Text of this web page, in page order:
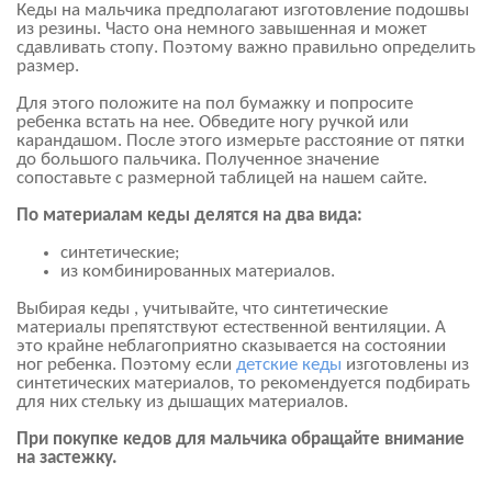
Кеды на мальчика предполагают изготовление подошвы
из резины. Часто она немного завышенная и может
сдавливать стопу. Поэтому важно правильно определить
размер.
Для этого положите на пол бумажку и попросите
ребенка встать на нее. Обведите ногу ручкой или
карандашом. После этого измерьте расстояние от пятки
до большого пальчика. Полученное значение
сопоставьте с размерной таблицей на нашем сайте.
По материалам кеды делятся на два вида:
синтетические;
из комбинированных материалов.
Выбирая кеды , учитывайте, что синтетические
материалы препятствуют естественной вентиляции. А
это крайне неблагоприятно сказывается на состоянии
ног ребенка. Поэтому если детские кеды изготовлены из
синтетических материалов, то рекомендуется подбирать
для них стельку из дышащих материалов.
При покупке кедов для мальчика обращайте внимание
на застежку.